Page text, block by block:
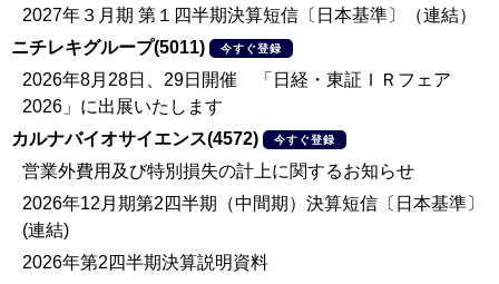
2027年３月期 第１四半期決算短信〔日本基準〕（連結）
ニチレキグループ(5011)
今すぐ登録
2026年8月28日、29日開催 「日経・東証ＩＲフェア
2026」に出展いたします
カルナバイオサイエンス(4572)
今すぐ登録
営業外費用及び特別損失の計上に関するお知らせ
2026年12月期第2四半期（中間期）決算短信〔日本基準〕
(連結)
2026年第2四半期決算説明資料